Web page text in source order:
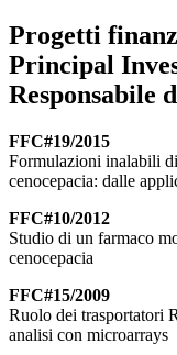
Progetti
Principal
Responsabile
FFC#19/2015
Formulazioni inalabili
cenocepacia: dalle
FFC#10/2012
Studio di un farmaco
cenocepacia
FFC#15/2009
Ruolo dei trasportatori
analisi con microarrays